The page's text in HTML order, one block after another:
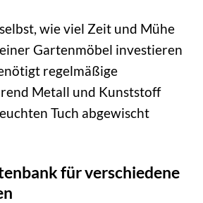
wie viel Zeit und Mühe
Gartenmöbel investieren
regelmäßige
Metall und Kunststoff
Tuch abgewischt
für verschiedene